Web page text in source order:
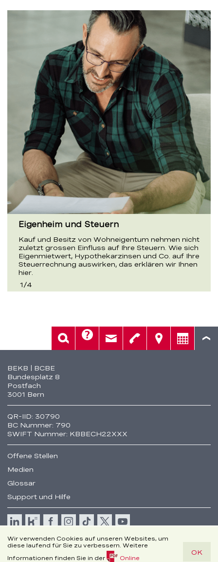
Cookie
Wir verwenden Cookies auf unseren Websites, um
diese laufend für Sie zu verbessern. Weitere
Informationen finden Sie in der
Online
OK
Eigenheim und Steuern
Kauf und Besitz von Wohneigentum nehmen nicht
zuletzt grossen Einfluss auf Ihre Steuern. Wie sich
Eigenmietwert, Hypothekarzinsen und Co. auf Ihre
Steuerrechnung auswirken, das erklären wir Ihnen
hier.
1/4
Fusszeile
BEKB | BCBE
Bundesplatz 8
Postfach
3001 Bern
QR-IID: 30790
BC Nummer: 790
SWIFT Nummer: KBBECH22XXX
Offene Stellen
Medien
Glossar
Support und Hilfe
Rechtliche Hinweise